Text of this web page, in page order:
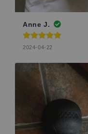
Anne J.
2024-04-22